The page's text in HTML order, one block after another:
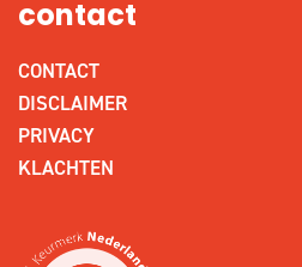
contact
CONTACT
DISCLAIMER
PRIVACY
KLACHTEN